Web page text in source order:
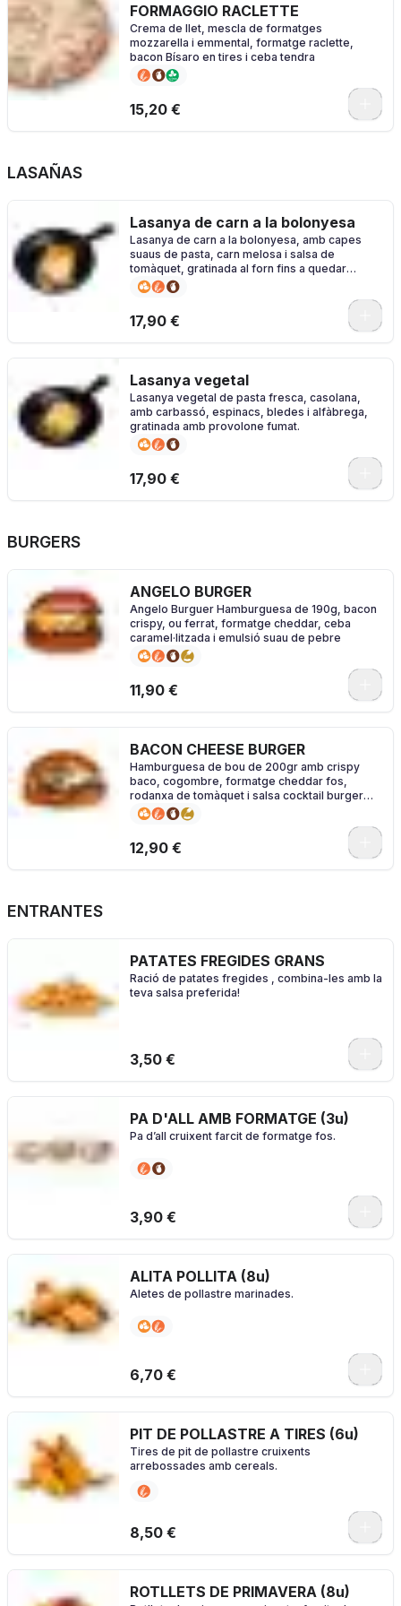
FORMAGGIO RACLETTE
Crema de llet, mescla de formatges
mozzarella i emmental, formatge raclette,
bacon Bísaro en tires i ceba tendra
15,20 €
LASAÑAS
Lasanya de carn a la bolonyesa
Lasanya de carn a la bolonyesa, amb capes
suaus de pasta, carn melosa i salsa de
tomàquet, gratinada al forn fins a quedar
daurada i irresistible.
17,90 €
Lasanya vegetal
Lasanya vegetal de pasta fresca, casolana,
amb carbassó, espinacs, bledes i alfàbrega,
gratinada amb provolone fumat.
17,90 €
BURGERS
ANGELO BURGER
Angelo Burguer Hamburguesa de 190g, bacon
crispy, ou ferrat, formatge cheddar, ceba
caramel·litzada i emulsió suau de pebre
11,90 €
BACON CHEESE BURGER
Hamburguesa de bou de 200gr amb crispy
baco, cogombre, formatge cheddar fos,
rodanxa de tomàquet i salsa cocktail burger
amb el nostre pà especial brioche
12,90 €
ENTRANTES
PATATES FREGIDES GRANS
Ració de patates fregides , combina-les amb la
teva salsa preferida!
3,50 €
PA D'ALL AMB FORMATGE (3u)
Pa d’all cruixent farcit de formatge fos.
3,90 €
ALITA POLLITA (8u)
Aletes de pollastre marinades.
6,70 €
PIT DE POLLASTRE A TIRES (6u)
Tires de pit de pollastre cruixents
arrebossades amb cereals.
8,50 €
ROTLLETS DE PRIMAVERA (8u)